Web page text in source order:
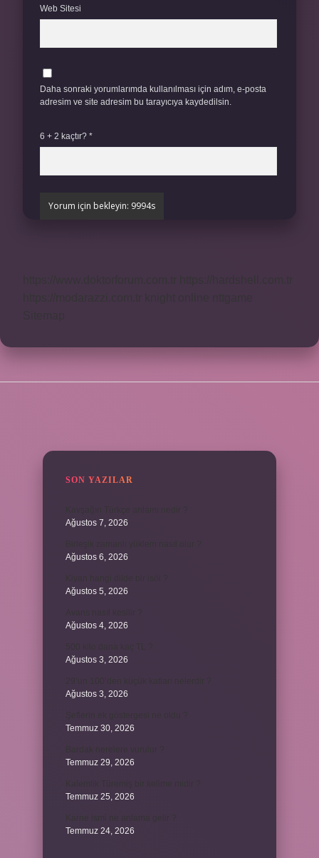
Web Sitesi
Daha sonraki yorumlarımda kullanılması için adım, e-posta
adresim ve site adresim bu tarayıcıya kaydedilsin.
6 + 2 kaçtır? *
SON YAZILAR
Ağustos 7, 2026
Ağustos 6, 2026
Ağustos 5, 2026
Ağustos 4, 2026
Ağustos 3, 2026
Ağustos 3, 2026
Temmuz 30, 2026
Temmuz 29, 2026
Temmuz 25, 2026
Temmuz 24, 2026